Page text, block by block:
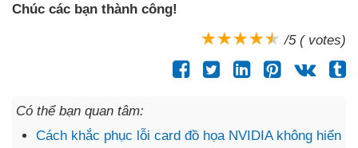
Chúc các bạn thành công!
/5 ( votes)
Có thể bạn quan tâm:
Cách khắc phục lỗi card đồ họa NVIDIA không hiển